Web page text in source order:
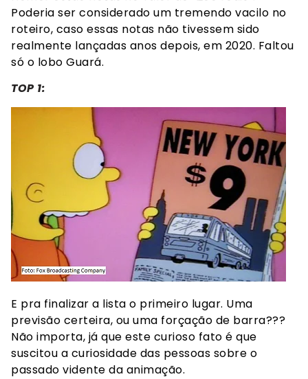
Poderia ser considerado um tremendo vacilo no
roteiro, caso essas notas não tivessem sido
realmente lançadas anos depois, em 2020. Faltou
só o lobo Guará.
TOP 1:
E pra finalizar a lista o primeiro lugar. Uma
previsão certeira, ou uma forçação de barra???
Não importa, já que este curioso fato é que
suscitou a curiosidade das pessoas sobre o
passado vidente da animação.